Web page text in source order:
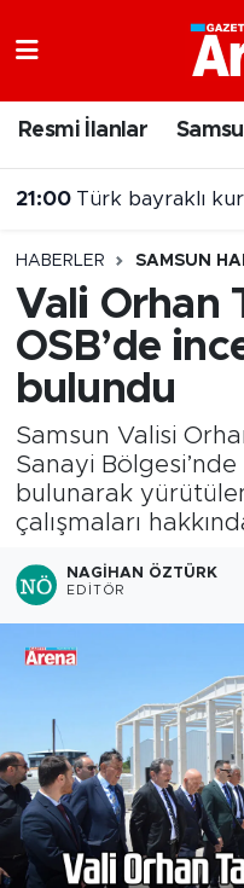
Resmi İlanlar
21:00 Türk bayraklı kuru
HABERLER SAMSUN
Vali Orhan
OSB’de
bulundu
Samsun Valisi
Sanayi
bulunarak
çalışmaları
NAGIHAN ÖZTÜRK
EDITÖR
Samsun Namaz
Süper Lig Puan
Tüm Manşetler
Son Dakika
Haber Arşivi